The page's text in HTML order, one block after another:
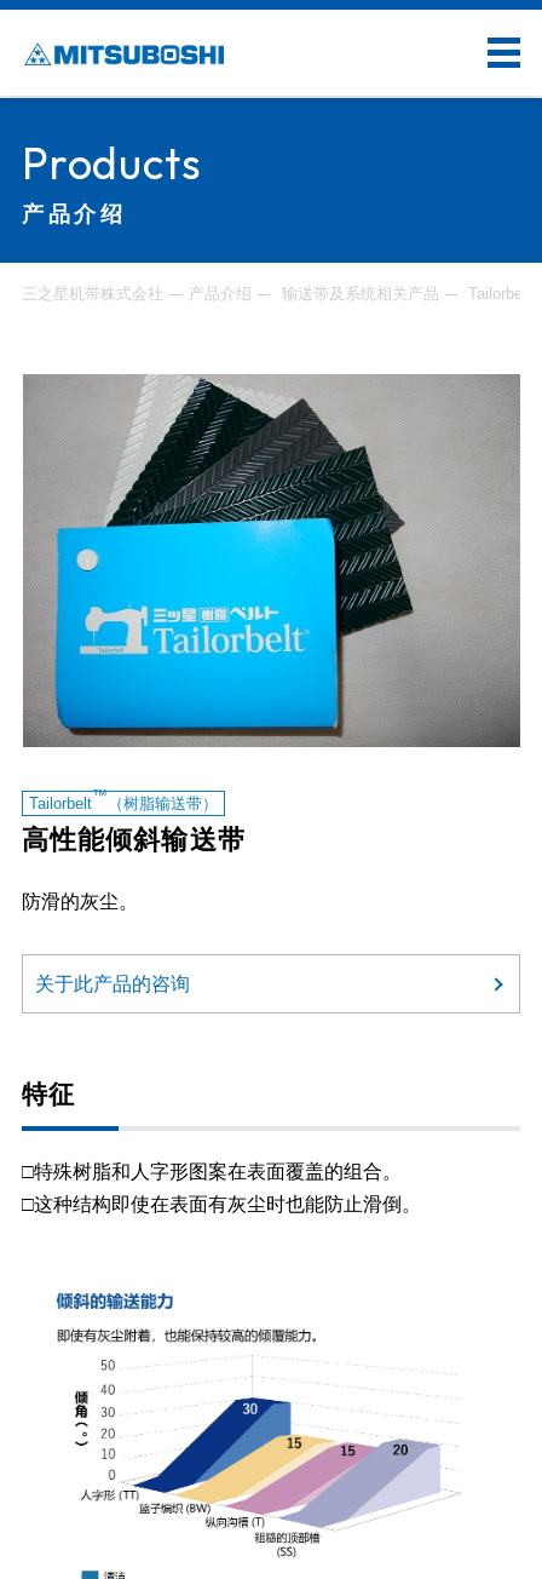
Products
产品介绍
三之星机带株式会社 产品介绍 输送带及系统相关产品 Tailorbelt
Tailorbelt™ （树脂输送带）
高性能倾斜输送带
防滑的灰尘。
关于此产品的咨询
特征
□特殊树脂和人字形图案在表面覆盖的组合。
□这种结构即使在表面有灰尘时也能防止滑倒。